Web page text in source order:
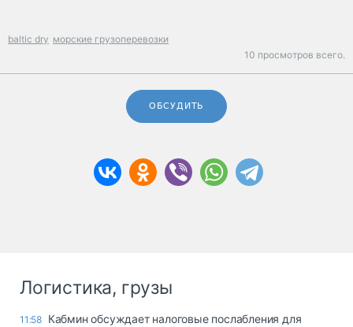
baltic dry морские грузоперевозки
10 просмотров всего.
ОБСУДИТЬ
Логистика, грузы
11:58 Кабмин обсуждает налоговые послабления для